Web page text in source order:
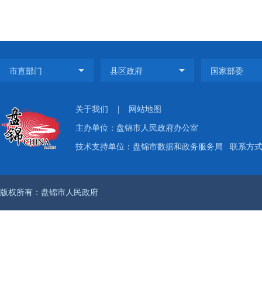
关于我们 网站地图
主办单位：盘锦市人民政府办公室
技术支持单位：盘锦市数据和政务服务局 联系方
版权所有：盘锦市人民政府